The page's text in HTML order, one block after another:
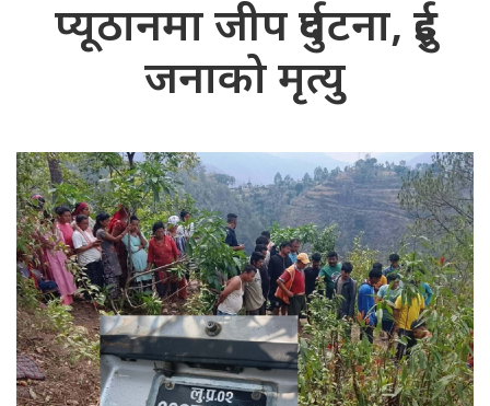
प्यूठानमा जीप दुर्घटना, दुई
जनाको मृत्यु